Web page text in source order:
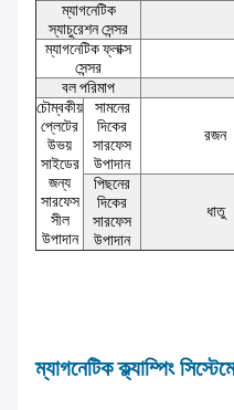
ম্যাগনেটিক
স্যাচুরেশন সেন্সর
ম্যাগনেটিক ফ্লাক্স
সেন্সর
বল পরিমাপ
চৌম্বকীয়
প্লেটের
উভয়
সাইডের
জন্য
সারফেস
সীল
উপাদান
সামনের
দিকের
সারফেস
উপাদান
রজন
পিছনের
দিকের
সারফেস
উপাদান
ধাতু
ম্যাগনেটিক ক্ল্যাম্পিং